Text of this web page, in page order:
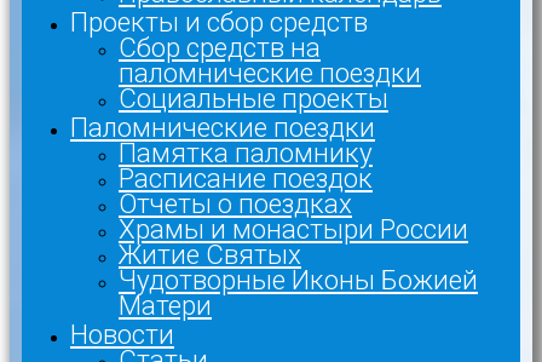
Проекты и сбор средств
Сбор средств на
паломнические поездки
Социальные проекты
Паломнические поездки
Памятка паломнику
Расписание поездок
Отчеты о поездках
Храмы и монастыри России
Житие Святых
Чудотворные Иконы Божией
Матери
Новости